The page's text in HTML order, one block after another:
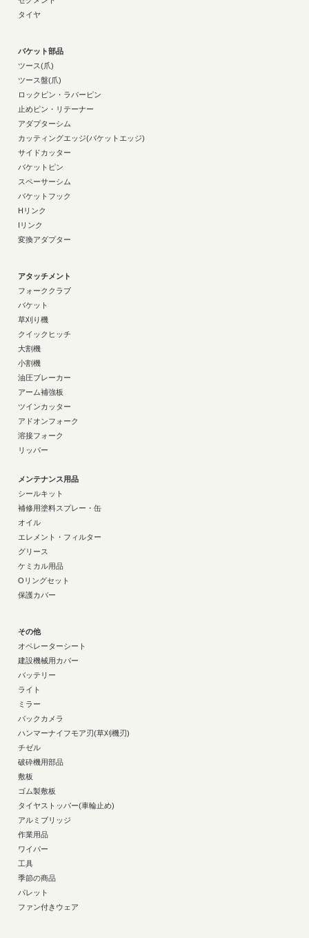
タイヤ
バケット部品
ツース(爪)
ツース盤(爪)
ロックピン・ラバーピン
止めピン・リテーナー
アダプターシム
カッティングエッジ(バケットエッジ)
サイドカッター
バケットピン
スペーサーシム
バケットフック
Hリンク
Iリンク
変換アダプター
アタッチメント
フォーククラブ
バケット
草刈り機
クイックヒッチ
大割機
小割機
油圧ブレーカー
アーム補強板
ツインカッター
アドオンフォーク
溶接フォーク
リッパー
メンテナンス用品
シールキット
補修用塗料スプレー・缶
オイル
エレメント・フィルター
グリース
ケミカル用品
Oリングセット
保護カバー
その他
オペレーターシート
建設機械用カバー
バッテリー
ライト
ミラー
バックカメラ
ハンマーナイフモア刃(草刈機刃)
チゼル
破砕機用部品
敷板
ゴム製敷板
タイヤストッパー(車輪止め)
アルミブリッジ
作業用品
ワイパー
工具
季節の商品
パレット
ファン付きウェア